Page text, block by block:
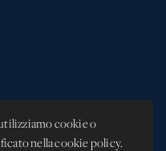
cookie o
nella cookie policy.